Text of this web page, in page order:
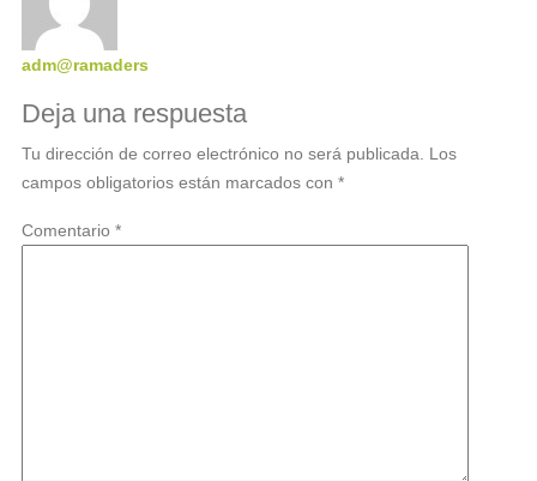
adm@ramaders
Deja una respuesta
Tu dirección de correo electrónico no será publicada.
Los
campos obligatorios están marcados con *
Comentario *